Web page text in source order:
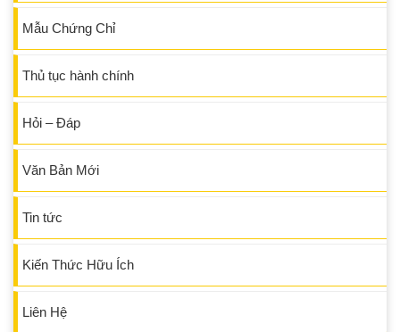
Mẫu Chứng Chỉ
Thủ tục hành chính
Hỏi – Đáp
Văn Bản Mới
Tin tức
Kiến Thức Hữu Ích
Liên Hệ